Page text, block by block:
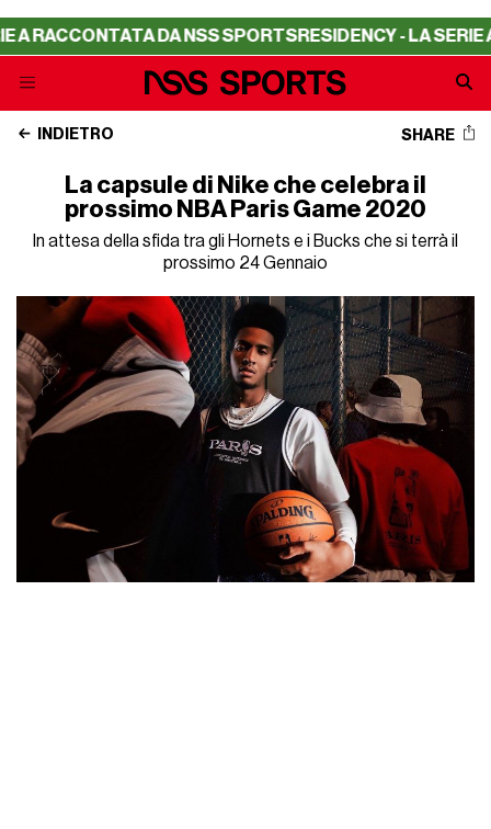
DA NSS SPORTSRESIDENCY - LA SERIE A
INDIETRO SHARE
La capsule di Nike che celebra il
prossimo NBA Paris Game 2020
In attesa della sfida tra gli Hornets e i Bucks che si terrà il
prossimo 24 Gennaio